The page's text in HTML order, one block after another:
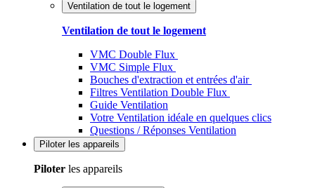
Ventilation de tout le logement
Ventilation de tout le logement
VMC Double Flux
VMC Simple Flux
Bouches d'extraction et entrées d'air
Filtres Ventilation Double Flux
Guide Ventilation
Votre Ventilation idéale en quelques clics
Questions / Réponses Ventilation
Piloter les appareils
Piloter les appareils